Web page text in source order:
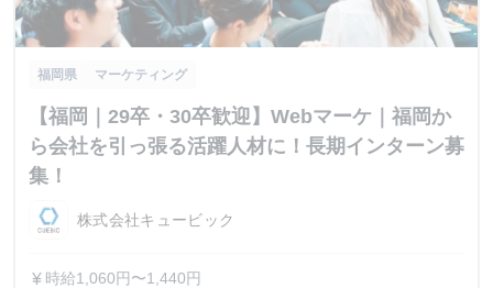
福岡県 マーケティング
【福岡｜29卒・30卒歓迎】Webマーケ｜福岡か
ら会社を引っ張る活躍人材に！長期インターン募
集！
株式会社キュービック
currency_yen 時給1,060円〜1,440円